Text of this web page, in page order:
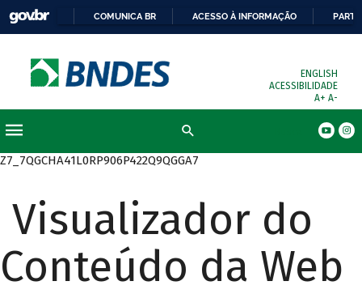
COMUNICA BR ACESSO À INFORMAÇÃO
ENGLISH
ACESSIBILIDADE
A+ A-
Z7_7QGCHA41L0RP906P422Q9QGGA7
Visualizador do
Conteúdo da Web